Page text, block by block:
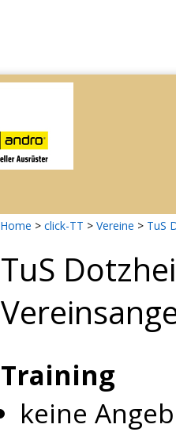
Home > click-TT > Vereine > TuS
TuS
Training
keine